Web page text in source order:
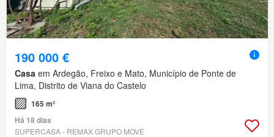
190 000 €
Casa em Ardegão, Freixo e Mato, Município de Ponte de
Lima, Distrito de Viana do Castelo
165 m²
Há 18 dias
SUPERCASA - REMAX GRUPO MOVE